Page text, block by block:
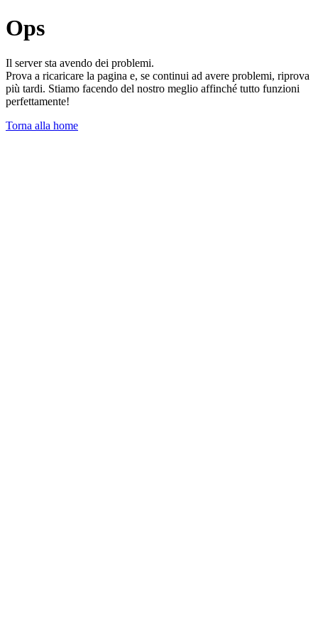
Ops
Il server sta avendo dei problemi.
Prova a ricaricare la pagina e, se continui ad avere problemi, riprova
più tardi. Stiamo facendo del nostro meglio affinché tutto funzioni
perfettamente!
Torna alla home